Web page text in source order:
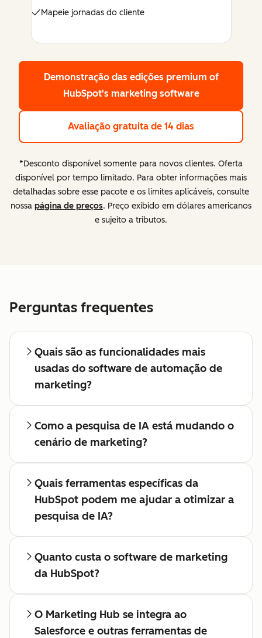
Mapeie jornadas do cliente
Demonstração das edições premium of
HubSpot's marketing software
Avaliação gratuita de 14 dias
*Desconto disponível somente para novos clientes. Oferta
disponível por tempo limitado. Para obter informações mais
detalhadas sobre esse pacote e os limites aplicáveis, consulte
nossa página de preços. Preço exibido em dólares americanos
e sujeito a tributos.
Perguntas frequentes
Quais são as funcionalidades mais
usadas do software de automação de
marketing?
Como a pesquisa de IA está mudando o
cenário de marketing?
Quais ferramentas específicas da
HubSpot podem me ajudar a otimizar a
pesquisa de IA?
Quanto custa o software de marketing
da HubSpot?
O Marketing Hub se integra ao
Salesforce e outras ferramentas de